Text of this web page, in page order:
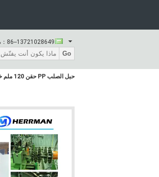
86--13721028649
Go
حبل الصلب PP حقن 120 ملم خط بثق الكابلات للمناجم